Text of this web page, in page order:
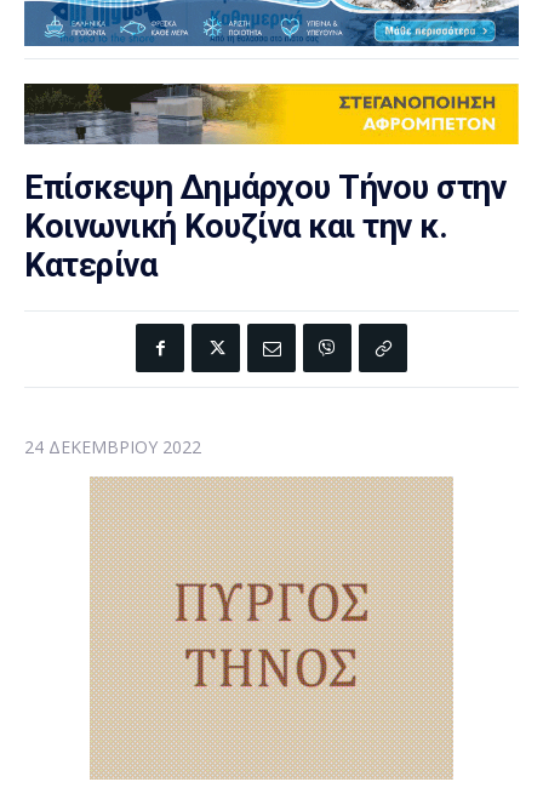
Επίσκεψη Δημάρχου Τήνου στην
Κοινωνική Κουζίνα και την κ.
Κατερίνα
24 ΔΕΚΕΜΒΡΊΟΥ 2022